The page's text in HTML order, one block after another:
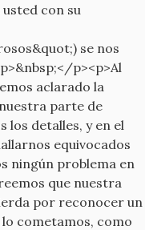
con su
se nos
p><p>Al
aclarado la
parte de
los detalles, y en el
equivocados
ningún problema en
que nuestra
por reconocer un
cometamos, como